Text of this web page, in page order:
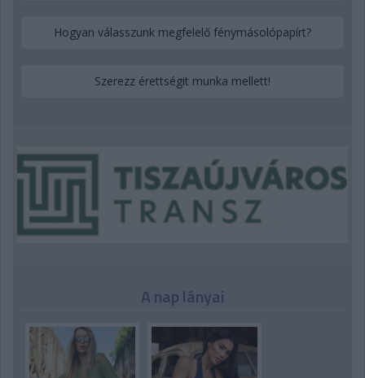
Hogyan válasszunk megfelelő fénymásolópapírt?
Szerezz érettségit munka mellett!
A nap lányai